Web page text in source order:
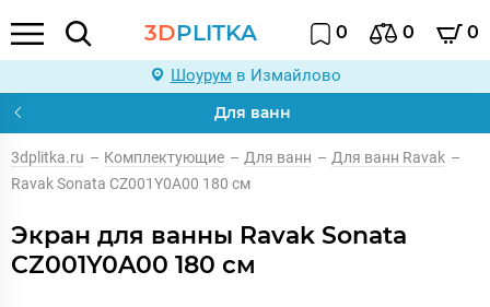
3DPLITKA 0 0 0
Шоурум в Измайлово
Для ванн
3dplitka.ru – Комплектующие – Для ванн – Для ванн Ravak –
Ravak Sonata CZ001Y0A00 180 см
Экран для ванны Ravak Sonata
CZ001Y0A00 180 см